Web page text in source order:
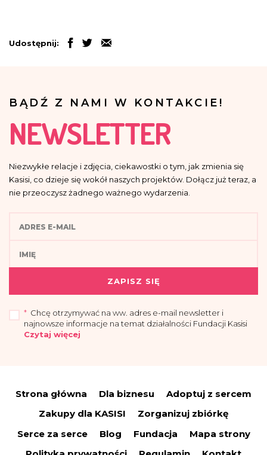
Udostępnij:
BĄDŹ Z NAMI W KONTAKCIE!
NEWSLETTER
Niezwykłe relacje i zdjęcia, ciekawostki o tym, jak zmienia się
Kasisi, co dzieje się wokół naszych projektów. Dołącz już teraz, a
nie przeoczysz żadnego ważnego wydarzenia.
ZAPISZ SIĘ
* Chcę otrzymywać na ww. adres e-mail newsletter i
najnowsze informacje na temat działalności Fundacji Kasisi
Czytaj więcej
Administrator wyznaczył Inspektora Danych Osobowych, z którym można się
a) wysyłki newslettera i informacji o działalności fundacji – co stanowi
Strona główna Dla biznesu
Adoptuj z sercem
Zakupy dla KASISI
Zorganizuj zbiórkę
Serce za serce
Blog Fundacja
Mapa strony